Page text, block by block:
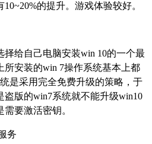
的提升。游戏体验较好。
择给自己电脑安装win 10的一个最
所安装的win 7操作系统基本上都
是采用完全免费升级的策略，于
盗版的win7系统就不能升级win10
要激活密钥。
务